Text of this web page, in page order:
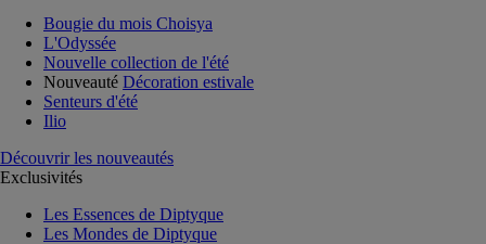
Bougie du mois Choisya
L'Odyssée
Nouvelle collection de l'été
Nouveauté Décoration estivale
Senteurs d'été
Ilio
Découvrir les nouveautés
Exclusivités
Les Essences de Diptyque
Les Mondes de Diptyque